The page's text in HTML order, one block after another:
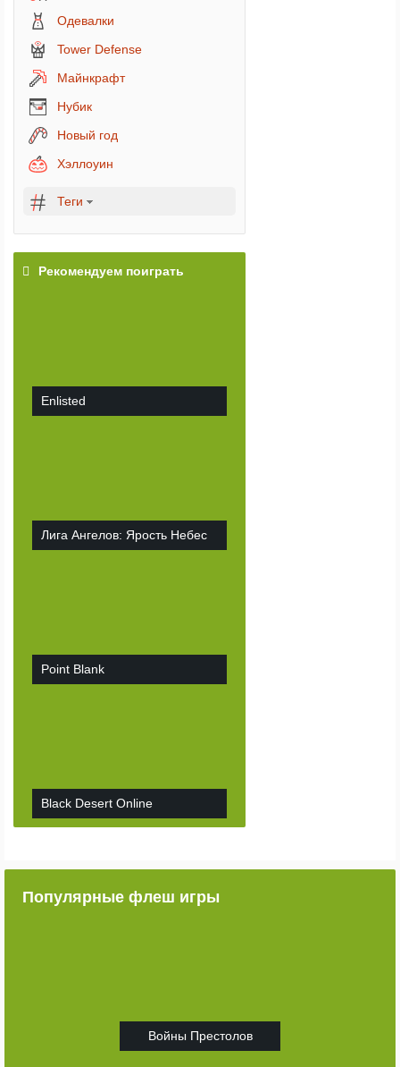
Одевалки
Tower Defense
Майнкрафт
Нубик
Новый год
Хэллоуин
Теги
Рекомендуем поиграть
Enlisted
Лига Ангелов: Ярость Небес
Point Blank
Black Desert Online
Популярные флеш игры
Войны Престолов